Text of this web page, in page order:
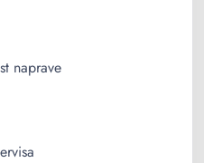
naprave